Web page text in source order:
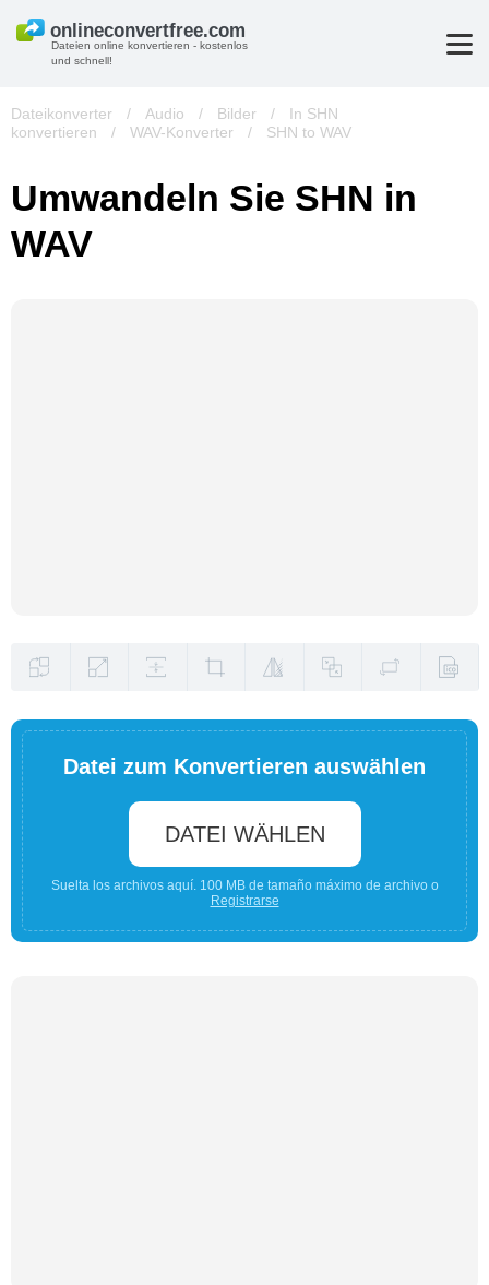
Dateien online konvertieren - kostenlos
und schnell!
Dateikonverter / Audio / Bilder /
In SHN
konvertieren
/ WAV-Konverter / SHN to WAV
Umwandeln Sie SHN in
WAV
Datei zum Konvertieren auswählen
DATEI WÄHLEN
Suelta los archivos aquí. 100 MB de tamaño máximo de archivo o
Registrarse